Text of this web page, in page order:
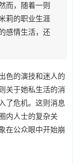
而，随着一则
莉的职业生涯
感情生活，还
色的演技和迷人的
关于她私生活的消
了危机。这则消息
内人士的复杂关
在公众眼中开始崩